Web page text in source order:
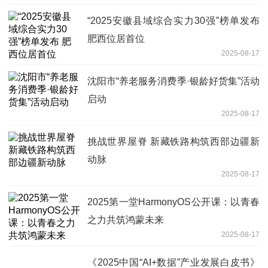
“2025安徽县域综合实力30强”榜单发布
肥西位居首位
2025-08-17
沈阳市“养老服务消费季·银龄好货集”活动
启动
2025-08-17
挑战世界屋脊 新藏铁路构筑西部边疆新
动脉
2025-08-17
2025第一堂HarmonyOS公开课：以青春
之力共筑鸿蒙未来
2025-08-17
《2025中国“AI+数据”产业发展白皮书》